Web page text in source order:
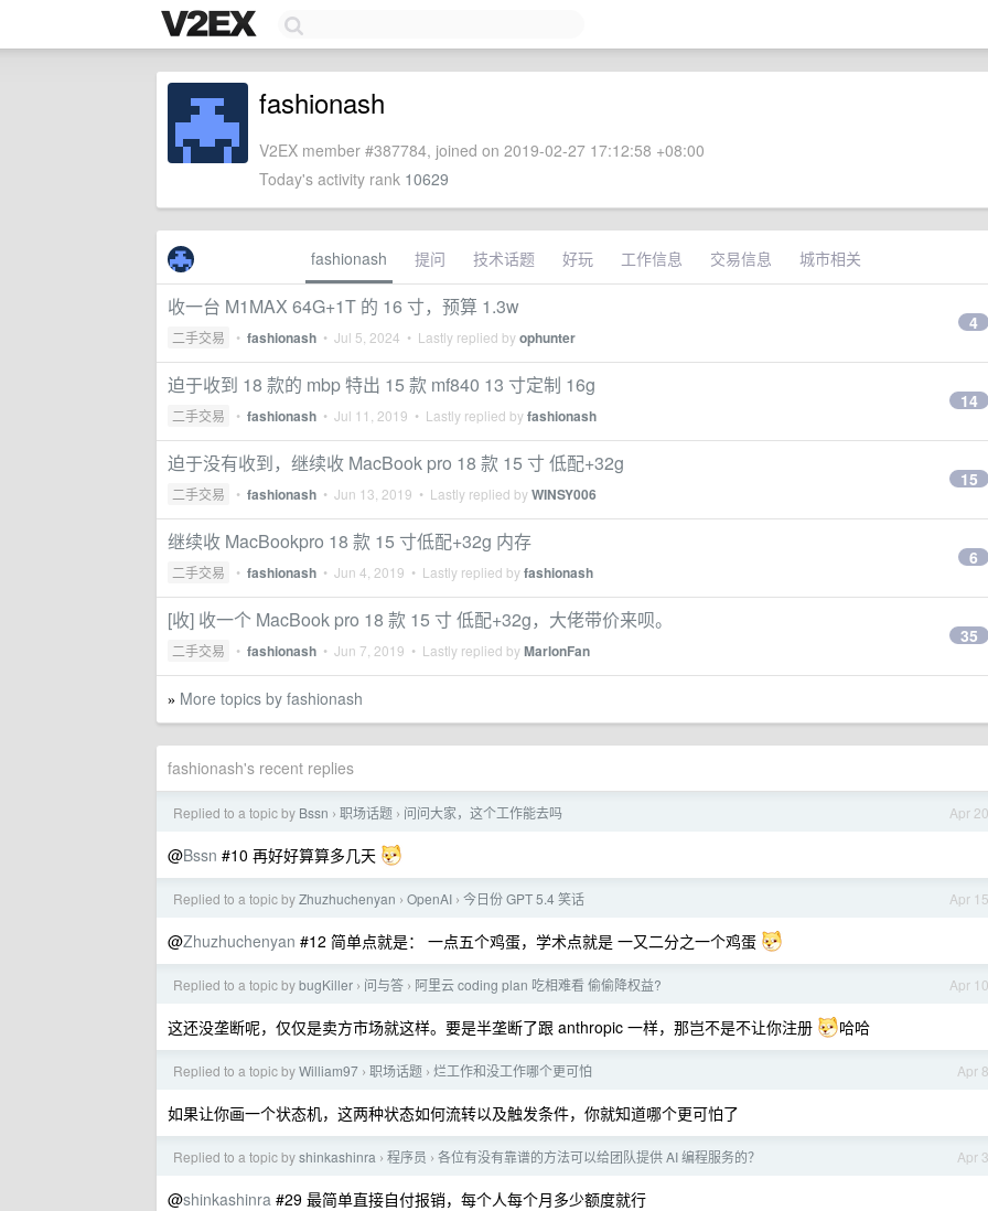
fashionash
V2EX member #387784, joined on 2019-02-27 17:12:58 +08:00
Today's activity rank 10629
fashionash 提问 技术话题 好玩 工作信息 交易信息 城市相关
收一台 M1MAX 64G+1T 的 16 寸，预算 1.3w
二手交易 • fashionash • Jul 5, 2024 • Lastly replied byophunter
4
迫于收到 18 款的 mbp 特出 15 款 mf840 13 寸定制 16g
二手交易 • fashionash • Jul 11, 2019 • Lastly replied byfashionash
14
迫于没有收到，继续收 MacBook pro 18 款 15 寸 低配+32g
二手交易 • fashionash • Jun 13, 2019 • Lastly replied byWINSY006
15
继续收 MacBookpro 18 款 15 寸低配+32g 内存
二手交易 • fashionash • Jun 4, 2019 • Lastly replied byfashionash
6
[收] 收一个 MacBook pro 18 款 15 寸 低配+32g，大佬带价来呗。
二手交易 • fashionash • Jun 7, 2019 • Lastly replied byMarlonFan
35
» More topics by fashionash
fashionash's recent replies
Apr 20
Replied to a topic by Bssn › 职场话题 › 问问大家，这个工作能去吗
@Bssn #10 再好好算算多几天
Apr 15
Replied to a topic byZhuzhuchenyan › OpenAI › 今日份 GPT 5.4 笑话
@Zhuzhuchenyan #12 简单点就是： 一点五个鸡蛋，学术点就是 一又二分之一个鸡蛋
Apr 10
Replied to a topic bybugKiller › 问与答 › 阿里云 coding plan 吃相难看 偷偷降权益?
这还没垄断呢，仅仅是卖方市场就这样。要是半垄断了跟 anthropic 一样，那岂不是不让你注册 哈哈
Apr 8
Replied to a topic byWilliam97 › 职场话题 › 烂工作和没工作哪个更可怕
如果让你画一个状态机，这两种状态如何流转以及触发条件，你就知道哪个更可怕了
Apr 3
Replied to a topic byshinkashinra › 程序员 › 各位有没有靠谱的方法可以给团队提供 AI 编程服务的？
@shinkashinra #29 最简单直接自付报销，每个人每个月多少额度就行